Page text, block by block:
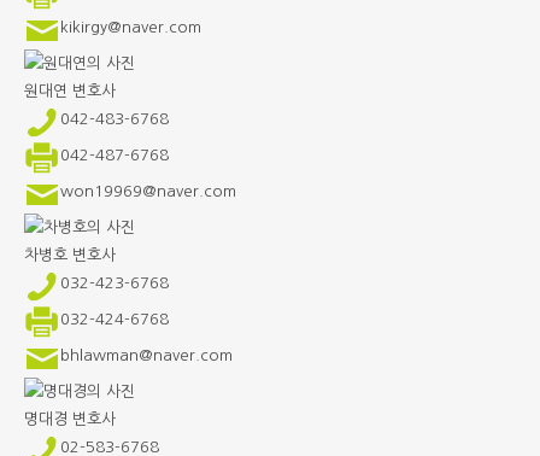
kikirgy@naver.com
원대연 변호사
042-483-6768
042-487-6768
won19969@naver.com
차병호 변호사
032-423-6768
032-424-6768
bhlawman@naver.com
명대경 변호사
02-583-6768